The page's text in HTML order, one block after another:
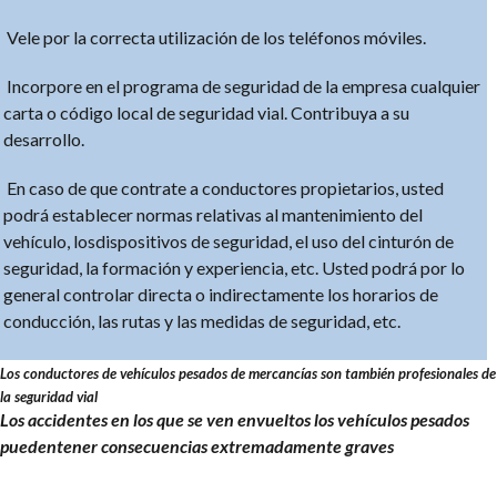
Vele por la correcta utilización de los teléfonos móviles.
Incorpore en el programa de seguridad de la empresa cualquier
carta o código local de seguridad vial. Contribuya a su
desarrollo.
En caso de que contrate a conductores propietarios, usted
podrá establecer normas relativas al mantenimiento del
vehículo, losdispositivos de seguridad, el uso del cinturón de
seguridad, la formación y experiencia, etc. Usted podrá por lo
general controlar directa o indirectamente los horarios de
conducción, las rutas y las medidas de seguridad, etc.
Los conductores de vehículos pesados de mercancías sontambién profesionales de
la seguridad vial
Los accidentes en los que se ven envueltos los vehículos pesados
puedentener consecuencias extremadamente graves